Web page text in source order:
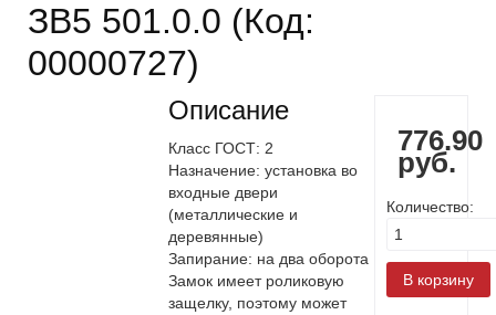
ЗВ5 501.0.0 (Код:
00000727)
Описание
Класс ГОСТ: 2
Назначение: установка во
входные двери
(металлические и
деревянные)
Запирание: на два оборота
Замок имеет роликовую
защелку, поэтому может
776.90
руб.
Количество: